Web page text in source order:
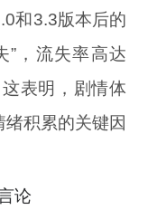
和3.3版本后的
”，流失率高达
这表明，剧情体
积累的关键因
论